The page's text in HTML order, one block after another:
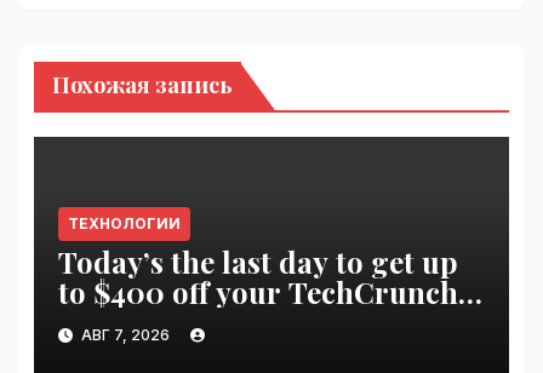
Похожая запись
ТЕХНОЛОГИИ
Today’s the last day to get up
to $400 off your TechCrunch
Disrupt 2026 ticket |
VseTime.ru
АВГ 7, 2026